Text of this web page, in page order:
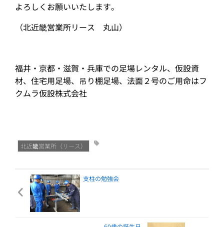
よろしくお願いいたします。
（北近畿営業所リース 丸山）
福井・京都・滋賀・兵庫での足場レンタル、仮設資
材、住宅用足場、吊り棚足場、法面２号のご用命はフ
クムラ仮設株式会社
北近畿営業所（リース）
支柱の勉強会